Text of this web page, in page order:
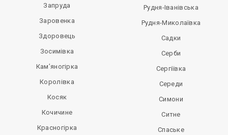
Запруда
Заровенка
Здоровець
Зосимівка
Кам’яногірка
Королівка
Косяк
Кочичине
Красногірка
Рудня-Іванівська
Рудня-Миколаївка
Садки
Серби
Сергіївка
Середи
Симони
Ситне
Спаське